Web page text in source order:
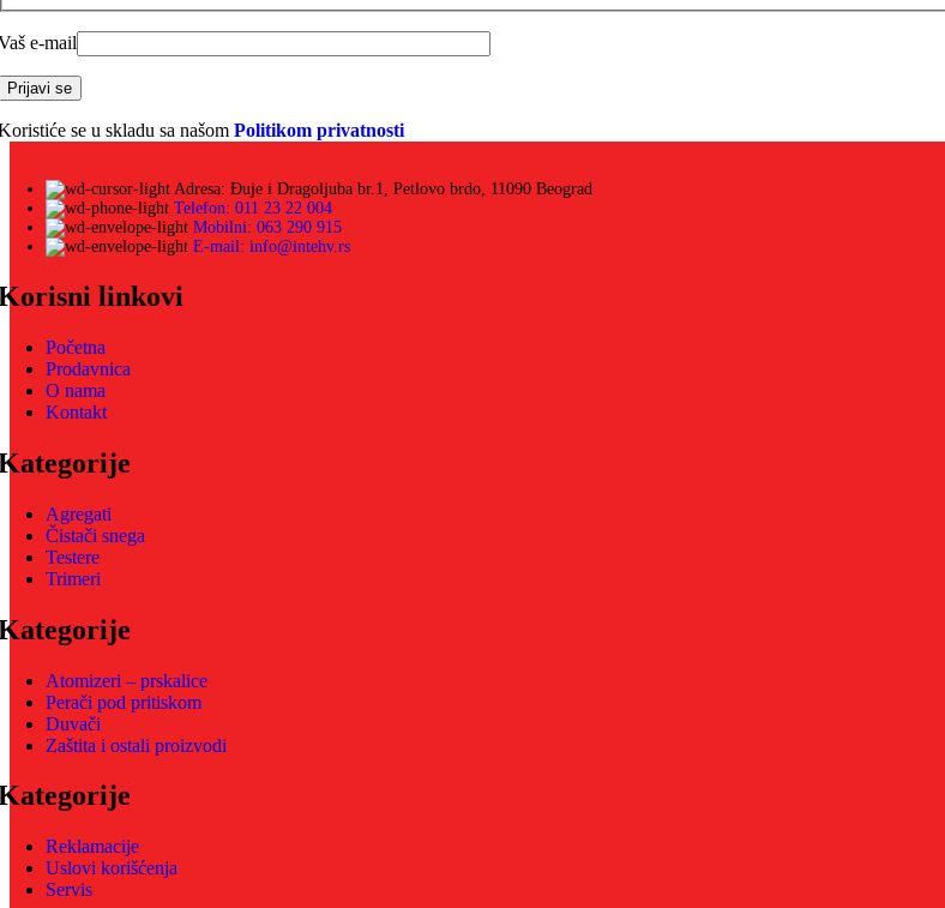
e-mail
se u skladu sa našom Politikom privatnosti
Adresa: Đuje i Dragoljuba br.1, Petlovo brdo, 11090 Beograd
Telefon: 011 23 22 004
Mobilni: 063 290 915
E-mail: info@intehv.rs
linkovi
Početna
Prodavnica
O nama
Kontakt
Agregati
Čistači snega
Testere
Trimeri
Atomizeri – prskalice
Perači pod pritiskom
Duvači
Zaštita i ostali proizvodi
Reklamacije
Uslovi korišćenja
Servis